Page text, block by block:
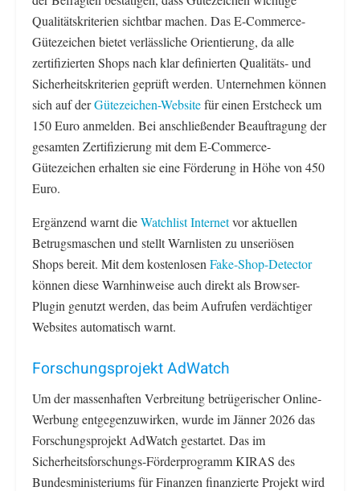
Qualitätskriterien sichtbar machen. Das E-Commerce-
Gütezeichen bietet verlässliche Orientierung, da alle
zertifizierten Shops nach klar definierten Qualitäts- und
Sicherheitskriterien geprüft werden. Unternehmen können
sich auf derGütezeichen-Websitefür einen Erstcheck um
150 Euro anmelden. Bei anschließender Beauftragung der
gesamten Zertifizierung mit dem E-Commerce-
Gütezeichen erhalten sie eine Förderung in Höhe von 450
Euro.
Ergänzend warnt dieWatchlist Internetvor aktuellen
Betrugsmaschen und stellt Warnlisten zu unseriösen
Shops bereit. Mit dem kostenlosen Fake-Shop-Detector
können diese Warnhinweise auch direkt als Browser-
Plugin genutzt werden, das beim Aufrufen verdächtiger
Websites automatisch warnt.
Forschungsprojekt AdWatch
Um der massenhaften Verbreitung betrügerischer Online-
Werbung entgegenzuwirken, wurde im Jänner 2026 das
Forschungsprojekt AdWatch gestartet. Das im
Sicherheitsforschungs-Förderprogramm KIRAS des
Bundesministeriums für Finanzen finanzierte Projekt wird